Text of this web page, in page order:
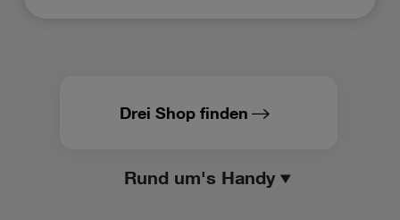
Drei Shop finden
Rund um's Handy